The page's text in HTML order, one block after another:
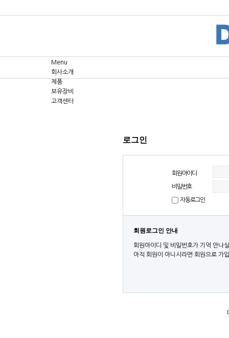
Menu
회사소개
제품
보유장비
고객센터
로그인
회원아이디
비밀번호
자동로그인
회원로그인 안내
회원아이디 및 비밀번호가 기억 안나
아직 회원이 아니시라면 회원으로 가